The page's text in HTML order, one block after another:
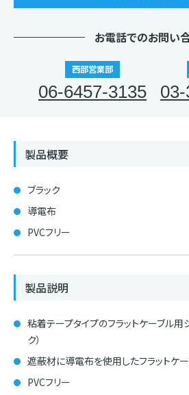
お電話でのお問い
西部営業部
06-6457-3135
製品概要
ブラック
導電布
PVCフリー
製品説明
粘着テープタイプのフラットケーブル用
ク）
遮蔽材に導電布を使用したフラットケ
PVCフリー